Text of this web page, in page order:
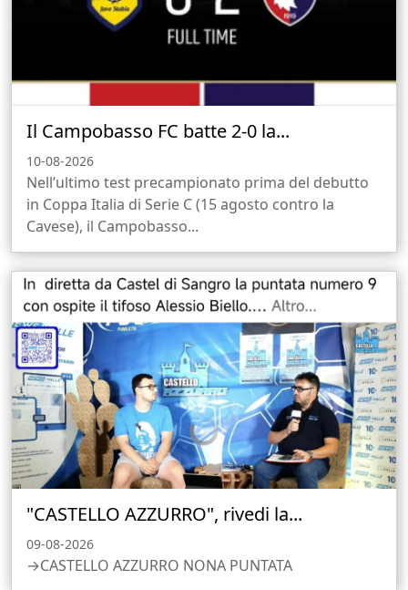
Il Campobasso FC batte 2-0 la...
10-08-2026
Nell’ultimo test precampionato prima del debutto
in Coppa Italia di Serie C (15 agosto contro la
Cavese), il Campobasso...
"CASTELLO AZZURRO", rivedi la...
09-08-2026
→CASTELLO AZZURRO NONA PUNTATA